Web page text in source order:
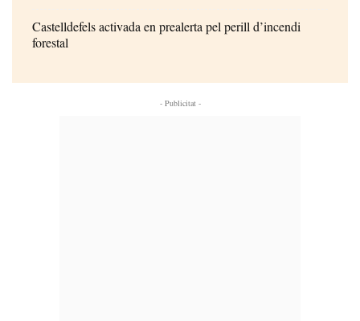
Castelldefels activada en prealerta pel perill d’incendi
forestal
- Publicitat -